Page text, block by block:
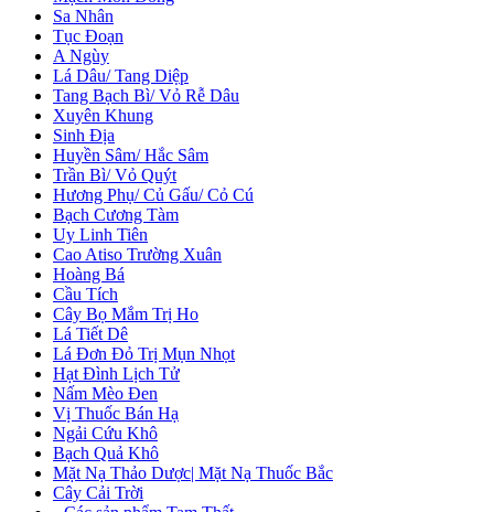
Sa Nhân
Tục Đoạn
A Ngùy
Lá Dâu/ Tang Diệp
Tang Bạch Bì/ Vỏ Rễ Dâu
Xuyên Khung
Sinh Địa
Huyền Sâm/ Hắc Sâm
Trần Bì/ Vỏ Quýt
Hương Phụ/ Củ Gấu/ Cỏ Cú
Bạch Cương Tàm
Uy Linh Tiên
Cao Atiso Trường Xuân
Hoàng Bá
Cầu Tích
Cây Bọ Mắm Trị Ho
Lá Tiết Dê
Lá Đơn Đỏ Trị Mụn Nhọt
Hạt Đình Lịch Tử
Nấm Mèo Đen
Vị Thuốc Bán Hạ
Ngải Cứu Khô
Bạch Quả Khô
Mặt Nạ Thảo Dược| Mặt Nạ Thuốc Bắc
Cây Cải Trời